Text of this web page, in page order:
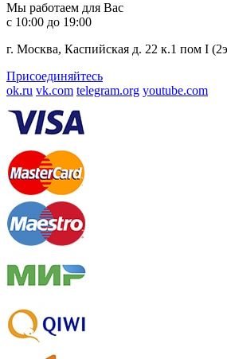
Мы работаем для Вас
с 10:00 до 19:00
г. Москва, Каспийская д. 22 к.1 пом I
Присоединяйтесь
ok.ru vk.com telegram.org youtube.com